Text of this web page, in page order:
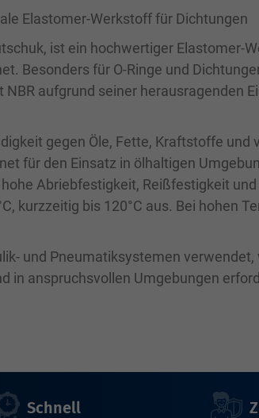
Elastomer-Werkstoff für Dichtungen
ist ein hochwertiger Elastomer-
Besonders für O-Ringe und
aufgrund seiner herausragenden
gegen Öle, Fette, Kraftstoffe und
für den Einsatz in ölhaltigen
Abriebfestigkeit, Reißfestigkeit und
kurzzeitig bis 120°C aus. Bei hohen
und Pneumatiksystemen
in anspruchsvollen Umgebungen
Schnell